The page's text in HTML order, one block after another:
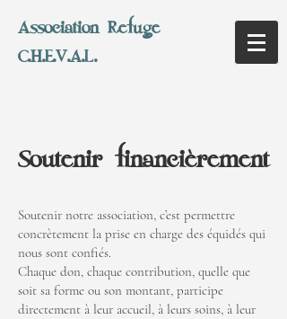
Association Refuge
C.H.E.V.A.L.
Soutenir financièrement
Soutenir notre association, c’est permettre
concrètement la prise en charge des équidés qui
nous sont confiés.
Chaque don, chaque contribution, quelle que
soit sa forme ou son montant, participe
directement à leur accueil, à leurs soins, à leur